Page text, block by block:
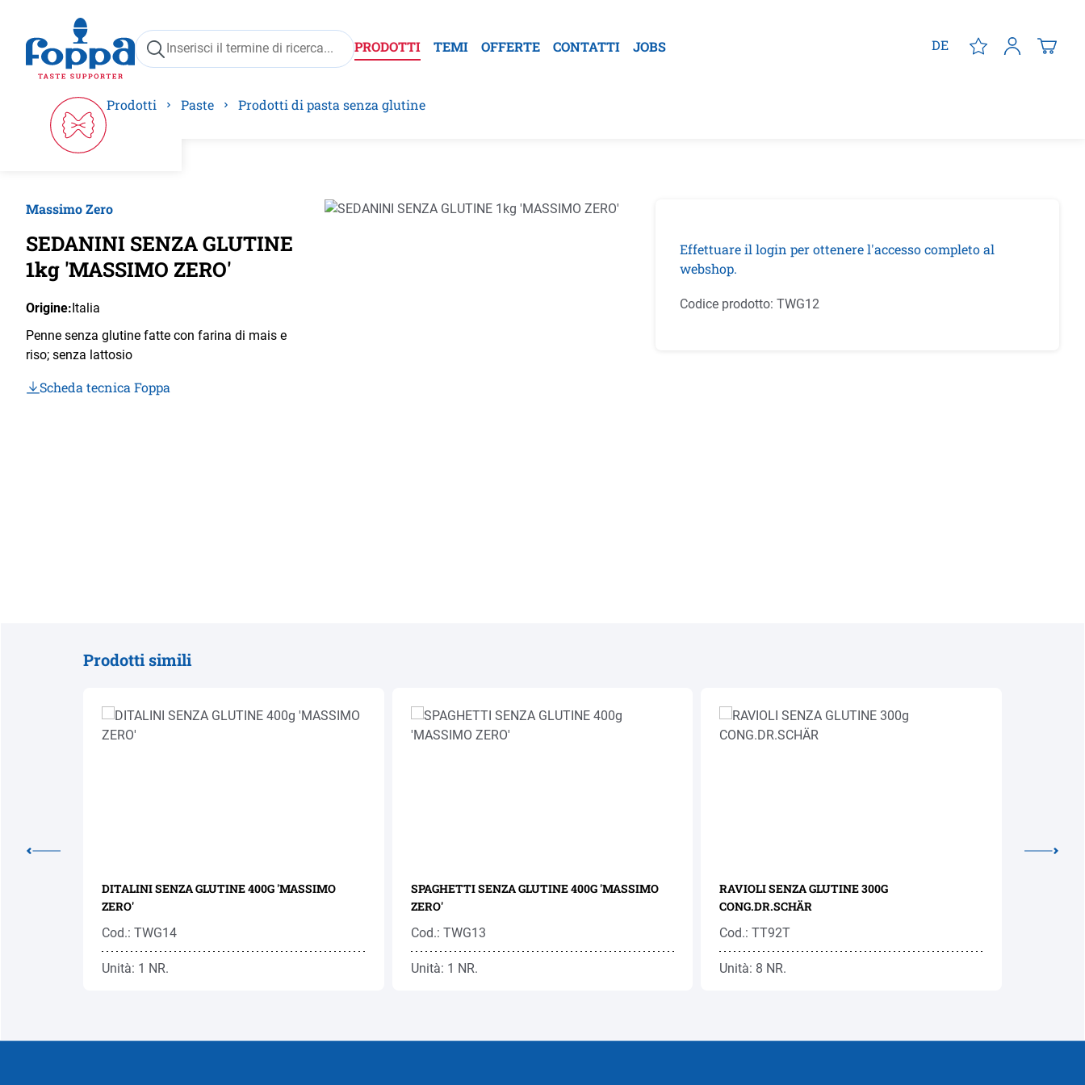
Passa alla navigazione principale
PRODOTTI TEMI OFFERTE CONTATTI JOBS DE
Prodotti Paste Prodotti di pasta senza glutine
Massimo Zero
SEDANINI SENZA GLUTINE
1kg 'MASSIMO ZERO'
Origine:Italia
Penne senza glutine fatte con farina di mais e
riso; senza lattosio
Scheda tecnica Foppa
Salta la galleria di immagini
Effettuare il login per ottenere l'accesso completo al
webshop.
Codice prodotto: TWG12
Prodotti simili
DITALINI SENZA GLUTINE 400G 'MASSIMO
ZERO'
Cod.: TWG14
Unità: 1 NR.
SPAGHETTI SENZA GLUTINE 400G 'MASSIMO
ZERO'
Cod.: TWG13
Unità: 1 NR.
RAVIOLI SENZA GLUTINE 300G
CONG.DR.SCHÄR
Cod.: TT92T
Unità: 8 NR.